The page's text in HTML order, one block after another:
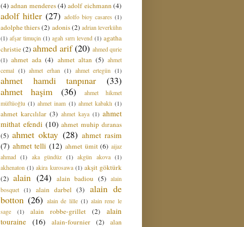
(4) adnan menderes(4) adolf eichmann (4)
adolf hitler (27) adolfo bioy casares (1)
adolphe thiers(2) adonis(2) adrian leverkühn
(1) afşar timuçin (1) agah sırrı levend (1) agatha
christie(2) ahmed arif (20) ahmed qurie
(1) ahmet ada (4) ahmet altan (5) ahmet
cemal (1) ahmet erhan (1) ahmet ertegün (1)
ahmet hamdi tanpınar
(33)
ahmet haşim
(36)
ahmet hikmet
müftüoğlu (1) ahmet inam (1) ahmet kabaklı (1)
ahmet karcılılar (3) ahmet kaya (1) ahmet
mithat efendi (10) ahmet muhip dıranas
(5) ahmet oktay (28) ahmet rasim
(7) ahmet telli (12) ahmet ümit (6) aijaz
ahmad (1) aka gündüz (1) akgün akova (1)
akhenaton (1) akira kurosawa (1) akşit göktürk
(2) alain (24) alain badiou (5) alain
bosquet (1) alain darbel (3)
alain de
botton (26) alain de lille (1) alain rene le
sage
(1) alain robbe-grillet (2)
alain
touraine (16) alain-fournier (2)
alan